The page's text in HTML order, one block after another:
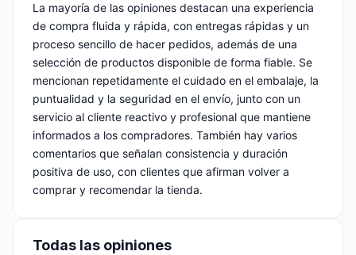
La mayoría de las opiniones destacan una experiencia
de compra fluida y rápida, con entregas rápidas y un
proceso sencillo de hacer pedidos, además de una
selección de productos disponible de forma fiable. Se
mencionan repetidamente el cuidado en el embalaje, la
puntualidad y la seguridad en el envío, junto con un
servicio al cliente reactivo y profesional que mantiene
informados a los compradores. También hay varios
comentarios que señalan consistencia y duración
positiva de uso, con clientes que afirman volver a
comprar y recomendar la tienda.
Todas las opiniones